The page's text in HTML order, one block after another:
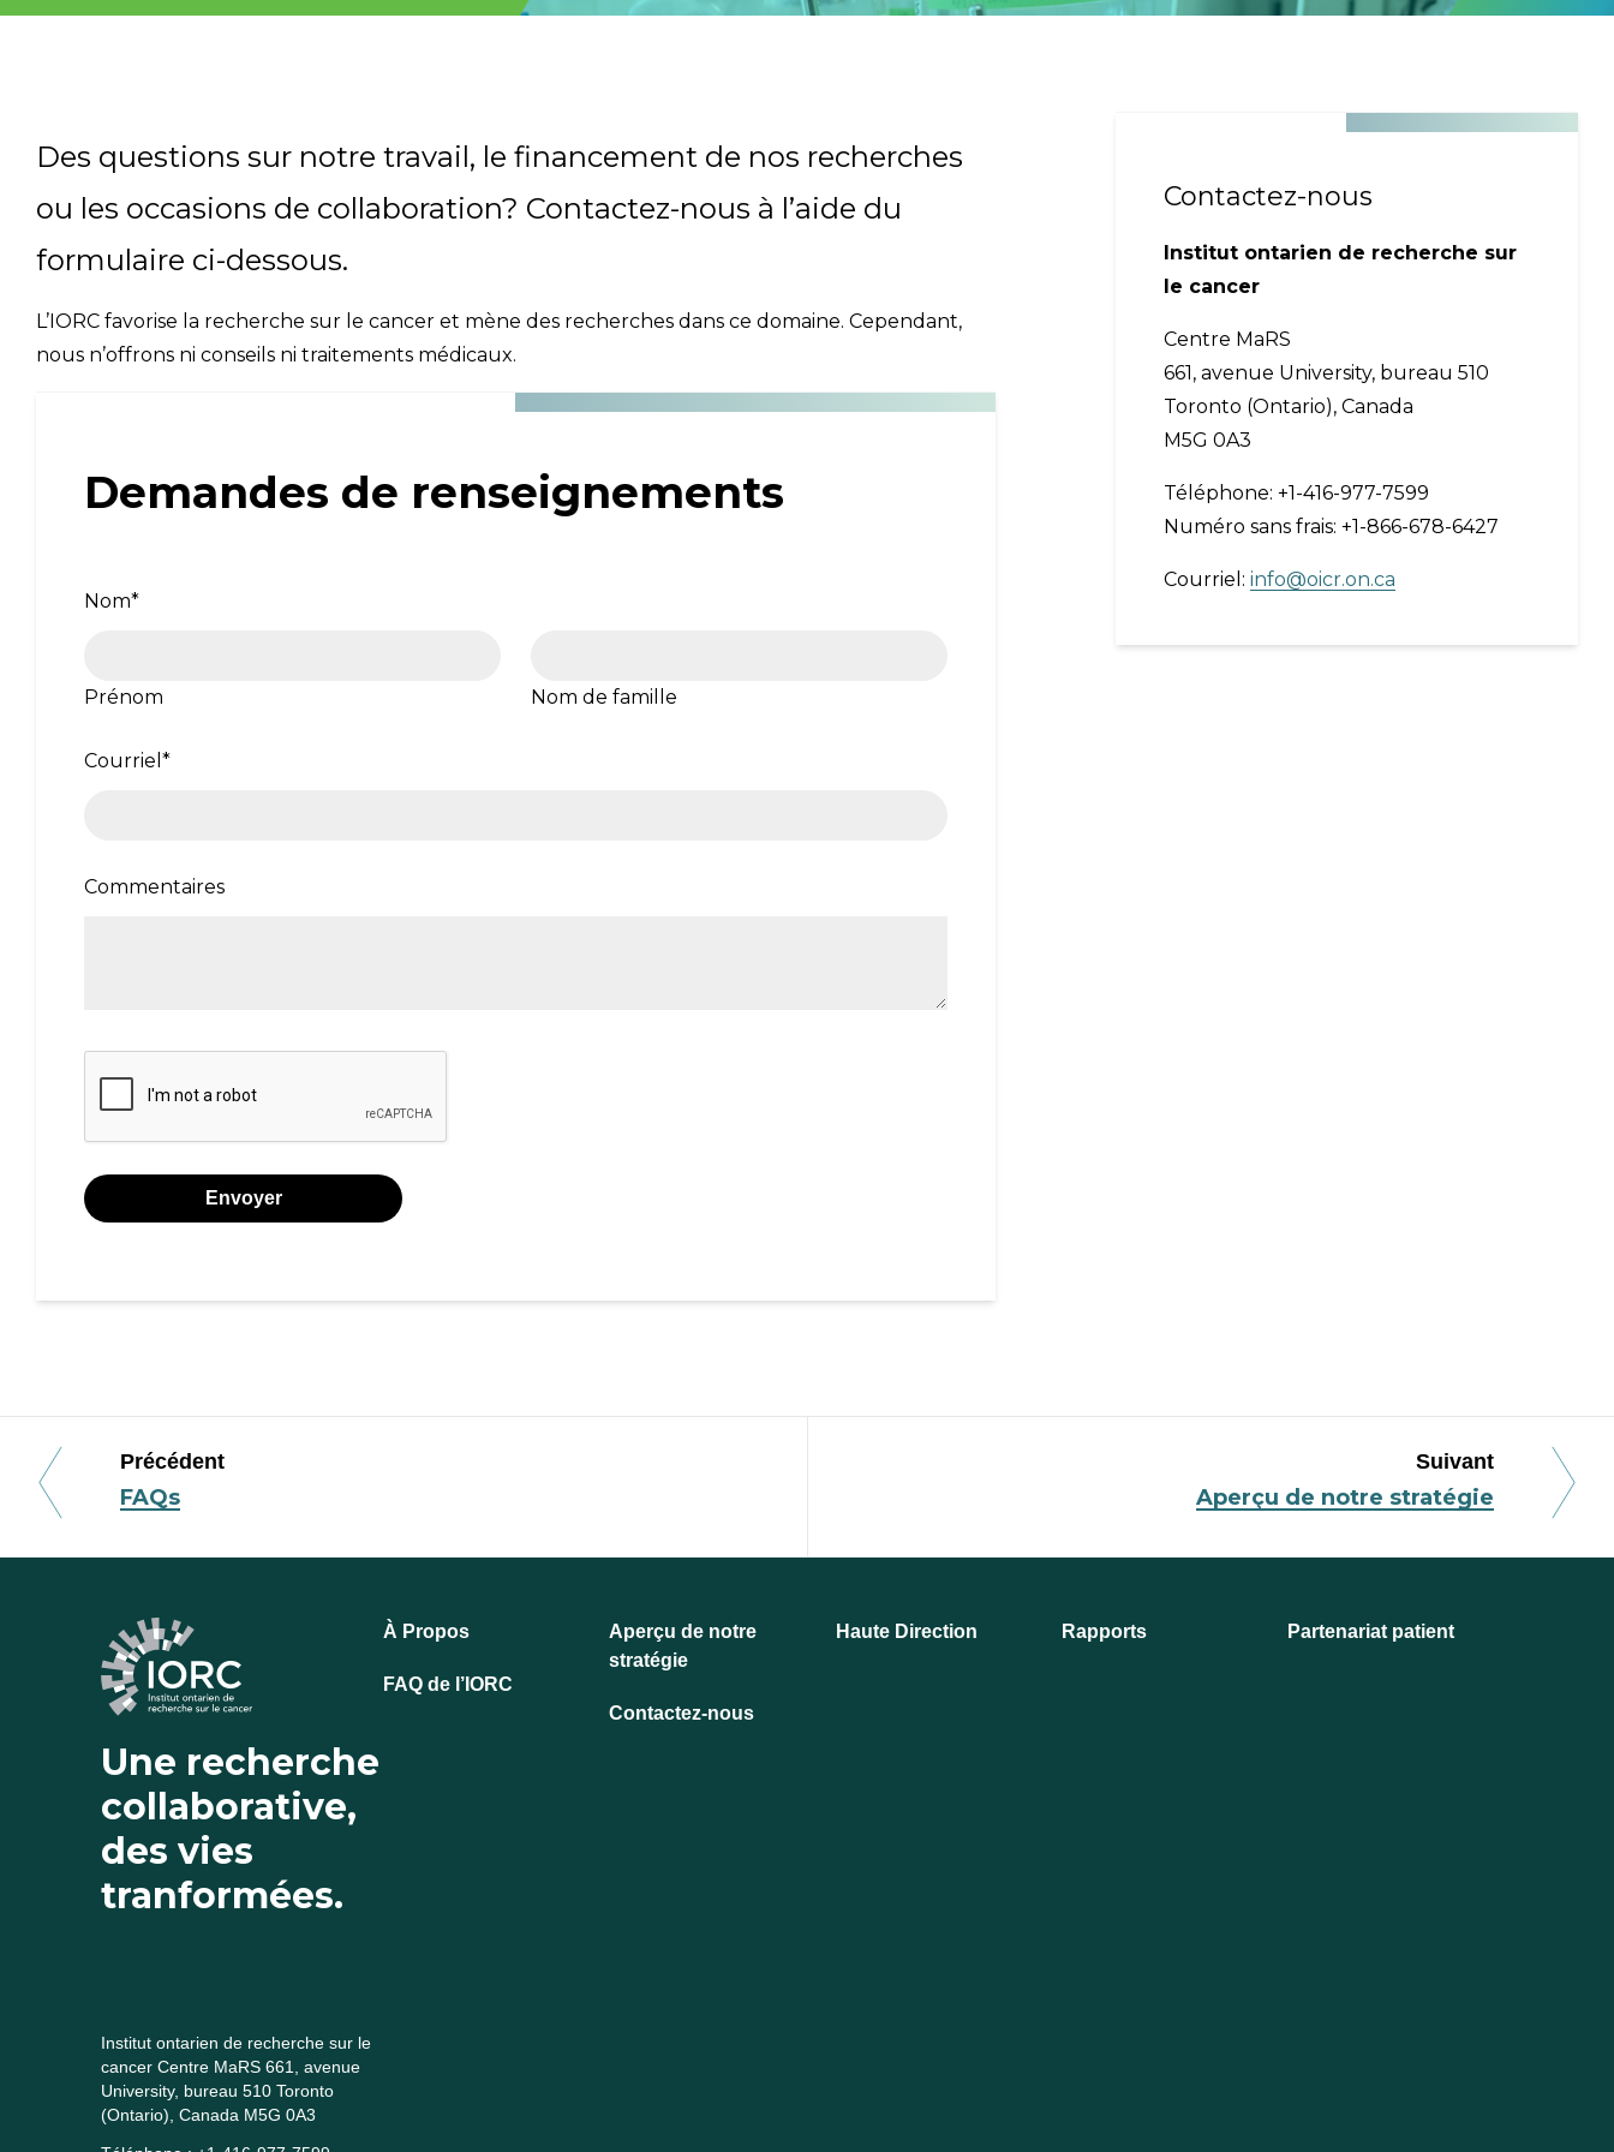
Job Title Organization
Des questions sur notre travail, le financement de nos recherches
ou les occasions de collaboration? Contactez-nous à l’aide du
formulaire ci-dessous.
L’IORC favorise la recherche sur le cancer et mène des recherches dans ce domaine. Cependant,
nous n’offrons ni conseils ni traitements médicaux.
Demandes de renseignements
Nom*
Prénom Nom de famille
Courriel *
Commentaires
Contactez-nous
Institut ontarien de recherche sur
le cancer
Centre MaRS
661, avenue University, bureau 510
Toronto (Ontario), Canada
M5G 0A3
Téléphone: +1-416-977-7599
Numéro sans frais: +1-866-678-6427
Courriel: info@oicr.on.ca
Précédent
FAQs
Suivant
Aperçu de notre stratégie
Une recherche
collaborative,
des vies
tranformées.
Institut ontarien de recherche sur le
cancer Centre MaRS 661, avenue
University, bureau 510 Toronto
(Ontario), Canada M5G 0A3
À Propos
FAQ de l’IORC
Aperçu de notre
stratégie
Contactez-nous
Haute Direction Rapports Partenariat patient